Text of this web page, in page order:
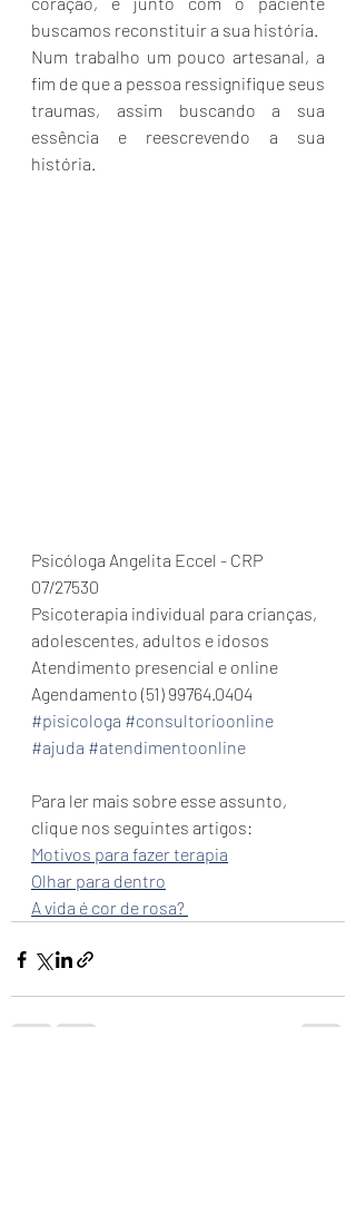
buscamos reconstituir a sua história.
Num trabalho um pouco artesanal, a
fim de que a pessoa ressignifique seus
traumas, assim buscando a sua
essência e reescrevendo a sua
história.
Psicóloga Angelita Eccel - CRP
07/27530
Psicoterapia individual para crianças,
adolescentes, adultos e idosos
Atendimento presencial e online
Agendamento (51) 99764.0404
#pisicologa #consultorioonline
#ajuda #atendimentoonline
Para ler mais sobre esse assunto,
clique nos seguintes artigos:
Motivos para fazer terapia
Olhar para dentro
A vida é cor de rosa?